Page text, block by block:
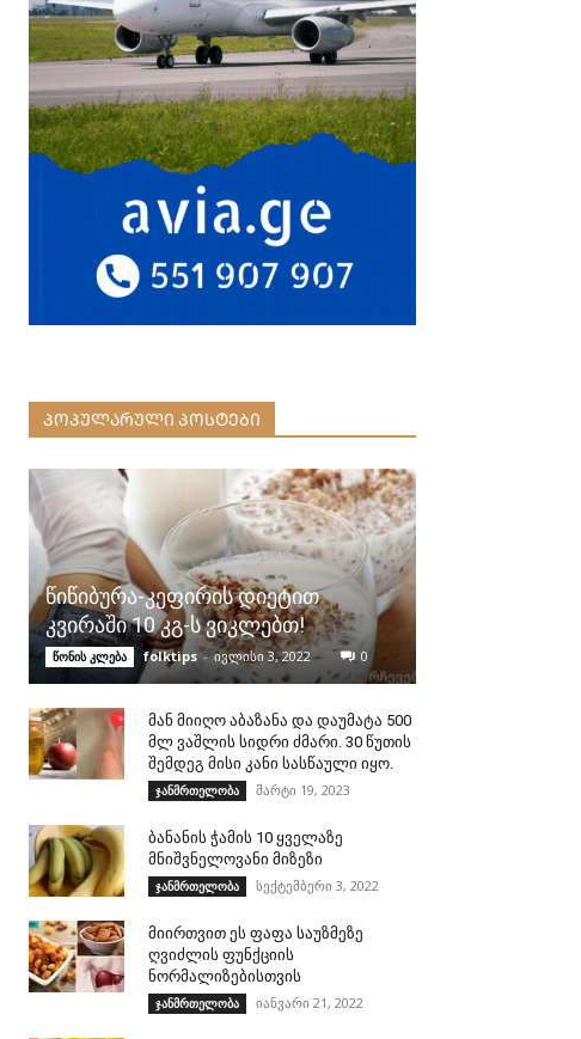
ᲞᲝᲞᲣᲚᲐᲠᲣᲚᲘ ᲞᲝᲡᲢᲔᲑᲘ
წიწიბურა-კეფირის დიეტით
კვირაში 10 კგ-ს ვიკლებთ!
წონის კლება folktips - ივლისი 3, 2022 0
მან მიიღო აბაზანა და დაუმატა 500
მლ ვაშლის სიდრი ძმარი. 30 წუთის
შემდეგ მისი კანი სასწაული იყო.
ჯანმრთელობა მარტი 19, 2023
ბანანის ჭამის 10 ყველაზე
მნიშვნელოვანი მიზეზი
ჯანმრთელობა სექტემბერი 3, 2022
მიირთვით ეს ფაფა საუზმეზე
ღვიძლის ფუნქციის
ნორმალიზებისთვის
ჯანმრთელობა იანვარი 21, 2022